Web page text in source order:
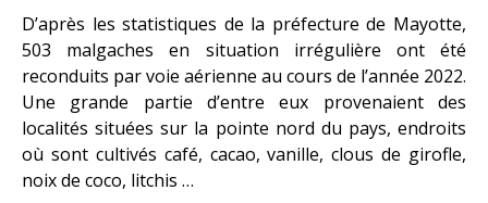
D’après les statistiques de la préfecture de Mayotte,
503 malgaches en situation irrégulière ont été
reconduits par voie aérienne au cours de l’année 2022.
Une grande partie d’entre eux provenaient des
localités situées sur la pointe nord du pays, endroits
où sont cultivés café, cacao, vanille, clous de girofle,
noix de coco, litchis …